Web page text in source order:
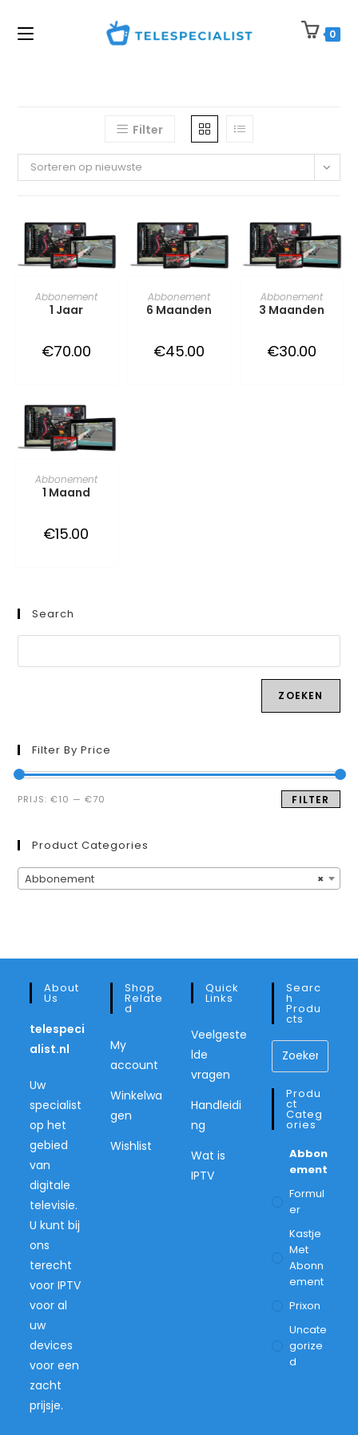
naar
0
Filter
Sorteren op nieuwste
TOEVOEGEN AAN
Abbonement
1 Jaar
€70.00
TOEVOEGEN AAN
Abbonement
6 Maanden
€45.00
TOEVOEGEN AAN
Abbonement
3 Maanden
€30.00
TOEVOEGEN AAN
Abbonement
1 Maand
€15.00
Search
ZOEKEN
Filter By Price
Min.
Max.
FILTER
PRIJS:€10 —€70
Product Categories
×
Abbonement
About
Us
telespeci
alist.nl
Uw
specialist
op het
gebied
van
digitale
televisie.
U kunt bij
ons
terecht
voor IPTV
voor al
uw
devices
voor een
zacht
prijsje.
Shop
Relate
D
My
account
Winkelwa
gen
Wishlist
Quick
Links
Veelgeste
lde
vragen
Handleidi
ng
Wat is
IPTV
Searc
H
Produ
Cts
Produ
Ct
Categ
Ories
Abbon
Ement
Formul
Er
Kastje
Met
Abonn
Ement
Prixon
Uncate
Gorize
D